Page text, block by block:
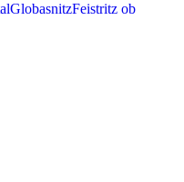
GlobasnitzFeistritz ob